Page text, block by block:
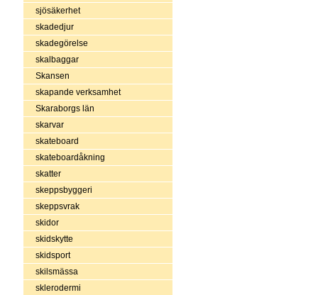
sjösäkerhet
skadedjur
skadegörelse
skalbaggar
Skansen
skapande verksamhet
Skaraborgs län
skarvar
skateboard
skateboardåkning
skatter
skeppsbyggeri
skeppsvrak
skidor
skidskytte
skidsport
skilsmässa
sklerodermi